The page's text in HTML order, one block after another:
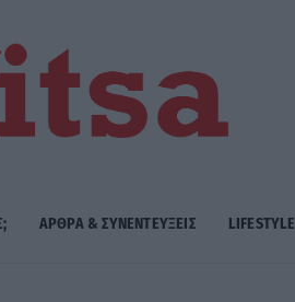
ΑΡΘΡΑ & ΣΥΝΕΝΤΕΥΞΕΙΣ LIFESTYLE